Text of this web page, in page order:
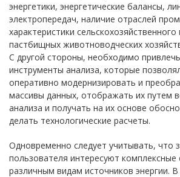
энергетики, энергетические балансы,
электропередач, наличие отраслей
характеристики
пастбищных животноводческих
С другой стороны, необходимо
инструменты анализа, которые
оперативно модернизировать и
массивы данных, отображать их путем
анализа и получать на их основе
делать технологические расчеты.
Одновременно следует учитывать, что
пользователя интересуют комплексные
различным видам источников энергии.